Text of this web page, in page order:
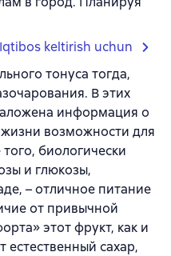
Iqtibos keltirish uchun
тонуса тогда,
В этих
информация о
жизни возможности для
биологически
и глюкозы,
– отличное питание
от привычной
этот фрукт, как и
естественный сахар,